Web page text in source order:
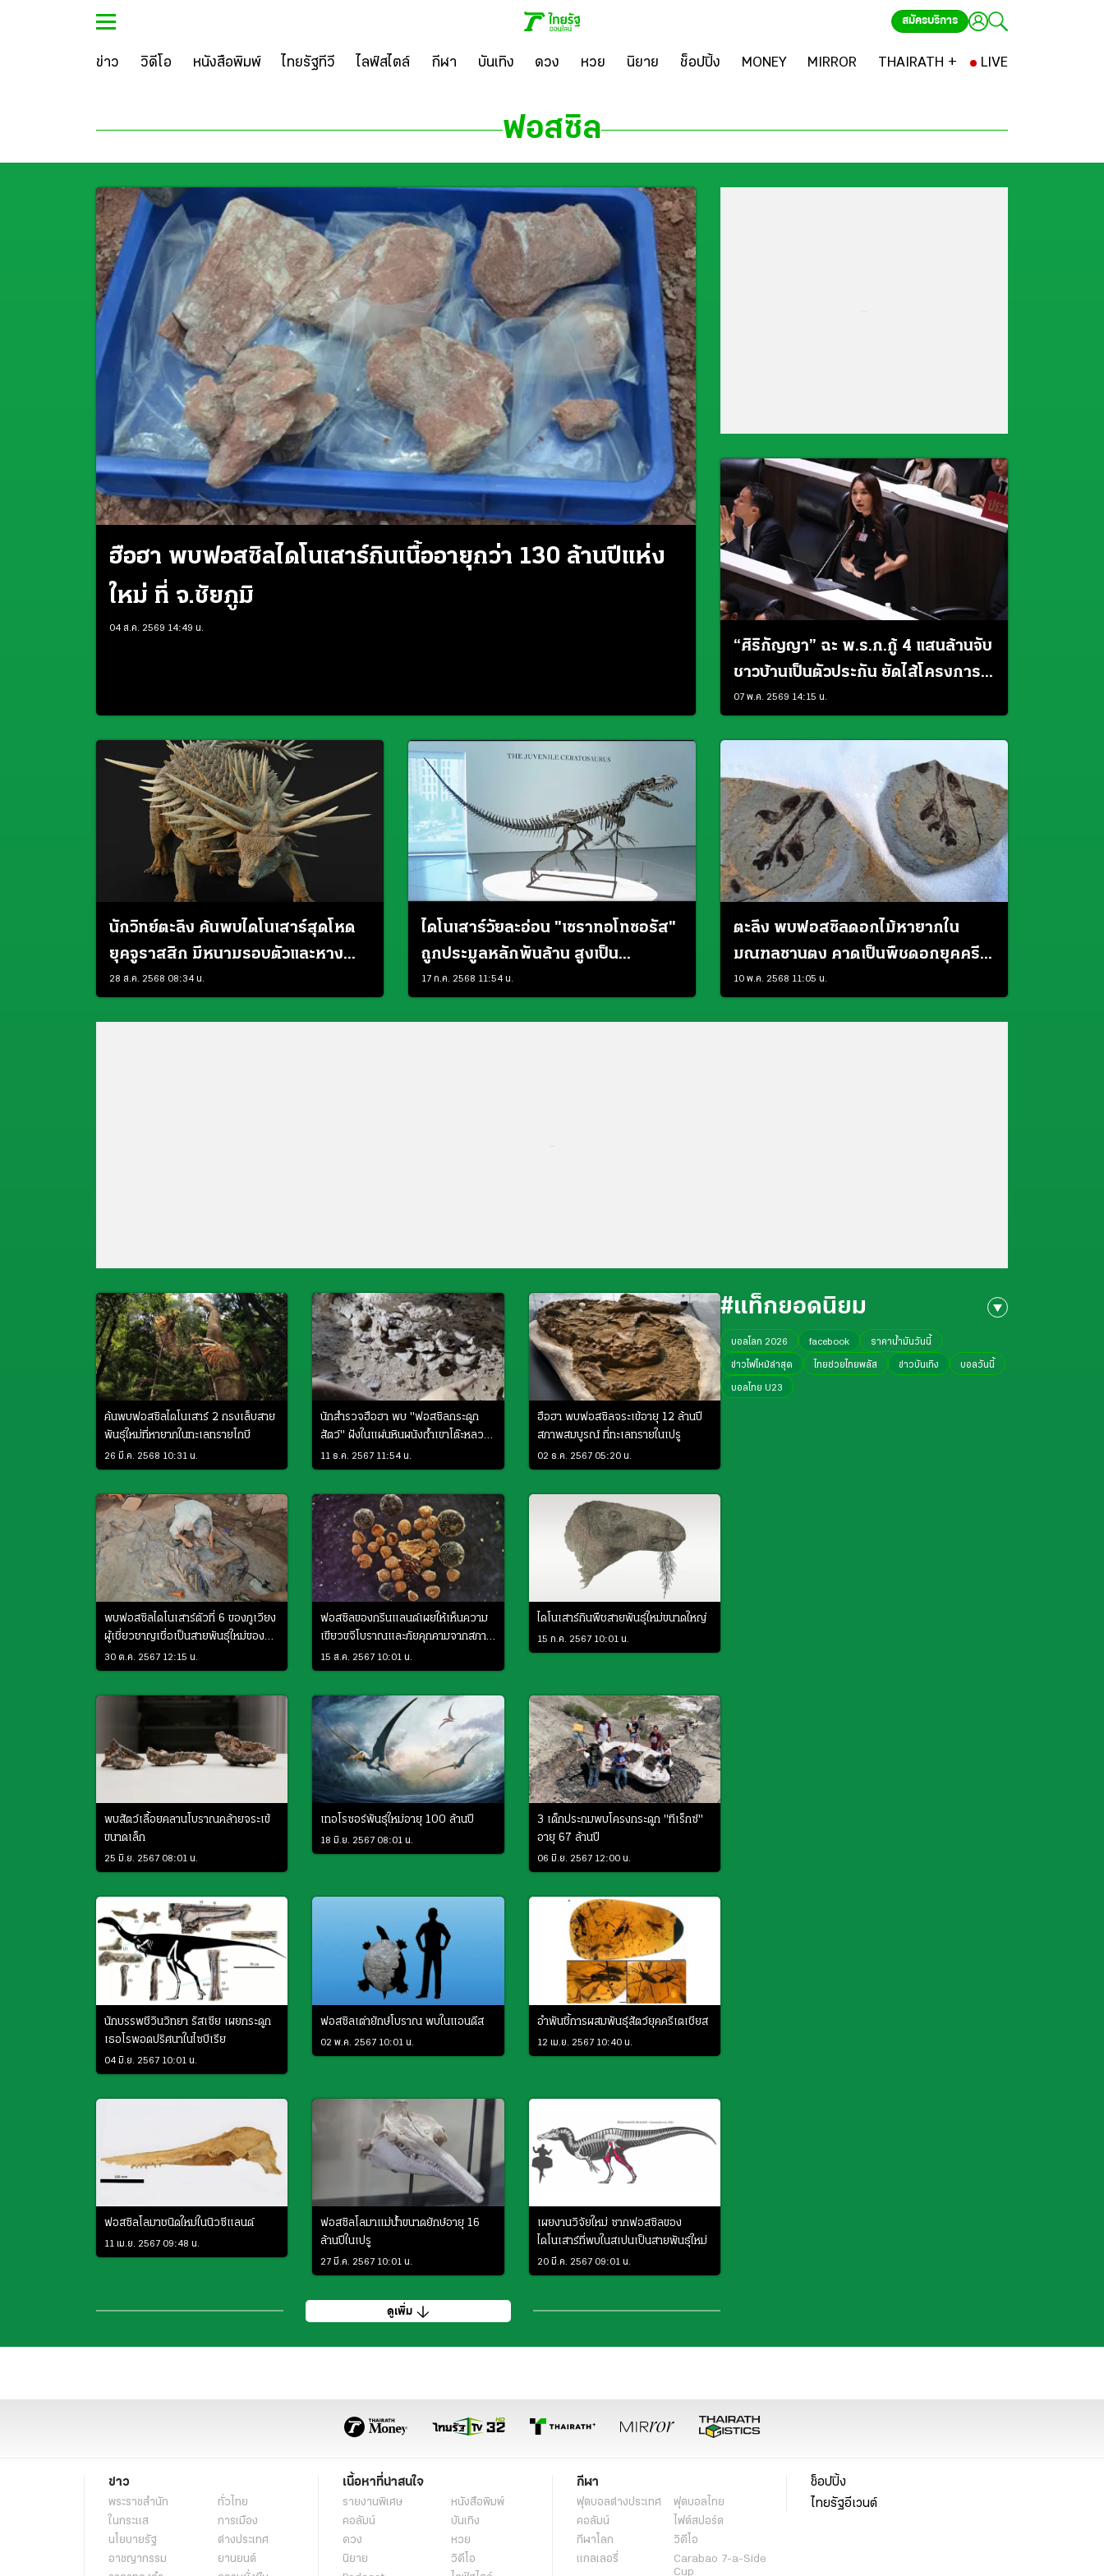
สมัครบริการ
ข่าว วิดีโอ หนังสือพิมพ์ ไทยรัฐทีวี ไลฟ์สไตล์ กีฬา บันเทิง ดวง หวย นิยาย ช็อปปิ้ง MONEY MIRROR THAIRATH + LIVE
ฟอสซิล
ฮือฮา พบฟอสซิลไดโนเสาร์กินเนื้ออายุกว่า 130 ล้านปีแห่ง
ใหม่ ที่ จ.ชัยภูมิ
04 ส.ค. 2569 14:49 น.
“ศิริกัญญา” ฉะ พ.ร.ก.กู้ 4 แสนล้านจับ
ชาวบ้านเป็นตัวประกัน ยัดไส้โครงการ
ไม่เร่งด่วน
07 พ.ค. 2569 14:15 น.
นักวิทย์ตะลึง ค้นพบไดโนเสาร์สุดโหด
ยุคจูราสสิก มีหนามรอบตัวและหาง
กระบองพิฆาต
28 ส.ค. 2568 08:34 น.
ไดโนเสาร์วัยละอ่อน "เซราทอโทซอรัส"
ถูกประมูลหลักพันล้าน สูงเป็น
ประวัติการณ์
17 ก.ค. 2568 11:54 น.
ตะลึง พบฟอสซิลดอกไม้หายากใน
มณฑลซานตง คาดเป็นพืชดอกยุคครี
เทเชียสสายพันธุ์ใหม่
10 พ.ค. 2568 11:05 น.
ค้นพบฟอสซิลไดโนเสาร์ 2 กรงเล็บสาย
พันธุ์ใหม่ที่หายากในทะเลทรายโกบี
26 มี.ค. 2568 10:31 น.
นักสำรวจฮือฮา พบ "ฟอสซิลกระดูก
สัตว์" ฝังในแผ่นหินผนังถ้ำเขาโต๊ะหลวง
จ.กระบี่
11 ธ.ค. 2567 11:54 น.
ฮือฮา พบฟอสซิลจระเข้อายุ 12 ล้านปี
สภาพสมบูรณ์ ที่ทะเลทรายในเปรู
02 ธ.ค. 2567 05:20 น.
พบฟอสซิลไดโนเสาร์ตัวที่ 6 ของภูเวียง
ผู้เชี่ยวชาญเชื่อเป็นสายพันธุ์ใหม่ของ
โลก
30 ต.ค. 2567 12:15 น.
ฟอสซิลของกรีนแลนด์เผยให้เห็นความ
เขียวขจีโบราณและภัยคุกคามจากสภาพ
อากาศ
15 ส.ค. 2567 10:01 น.
ไดโนเสาร์กินพืชสายพันธุ์ใหม่ขนาดใหญ่
15 ก.ค. 2567 10:01 น.
พบสัตว์เลื้อยคลานโบราณคล้ายจระเข้
ขนาดเล็ก
25 มิ.ย. 2567 08:01 น.
เทอโรซอร์พันธุ์ใหม่อายุ 100 ล้านปี
18 มิ.ย. 2567 08:01 น.
3 เด็กประถมพบโครงกระดูก "ทีเร็กซ์"
อายุ 67 ล้านปี
06 มิ.ย. 2567 12:00 น.
นักบรรพชีวินวิทยา รัสเซีย เผยกระดูก
เธอโรพอดปริศนาในไซบีเรีย
04 มิ.ย. 2567 10:01 น.
ฟอสซิลเต่ายักษ์โบราณ พบในแอนดีส
02 พ.ค. 2567 10:01 น.
อำพันชี้การผสมพันธุ์สัตว์ยุคครีเตเชียส
12 เม.ย. 2567 10:40 น.
ฟอสซิลโลมาชนิดใหม่ในนิวซีแลนด์
11 เม.ย. 2567 09:48 น.
ฟอสซิลโลมาแม่น้ำขนาดยักษ์อายุ 16
ล้านปีในเปรู
27 มี.ค. 2567 10:01 น.
เผยงานวิจัยใหม่ ซากฟอสซิลของ
ไดโนเสาร์ที่พบในสเปนเป็นสายพันธุ์ใหม่
20 มี.ค. 2567 09:01 น.
ดูเพิ่ม
#แท็กยอดนิยม
บอลโลก 2026 facebook ราคาน้ำมันวันนี้
ข่าวไฟไหม้ล่าสุด ไทยช่วยไทยพลัส ข่าวบันเทิง บอลวันนี้
บอลไทย U23
ข่าว
พระราชสำนัก
ทั่วไทย
ในกระแส
การเมือง
นโยบายรัฐ
ต่างประเทศ
อาชญากรรม
ยานยนต์
เนื้อหาที่น่าสนใจ
รายงานพิเศษ
หนังสือพิมพ์
คอลัมน์
บันเทิง
ดวง
หวย
นิยาย
วิดีโอ
กีฬา
ฟุตบอลต่่างประเทศ
ฟุตบอลไทย
คอลัมน์
ไฟต์สปอร์ต
กีฬาโลก
วิดีโอ
แกลเลอรี่
Carabao 7-a-Side
Cup
ช็อปปิ้ง
ไทยรัฐอีเวนต์